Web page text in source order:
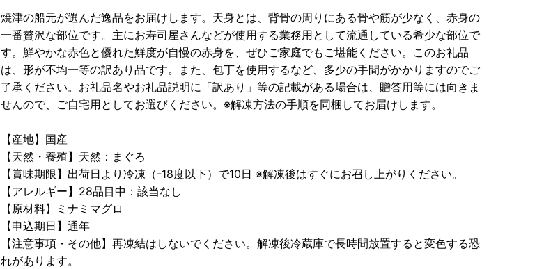
焼津の船元が選んだ逸品をお届けします。天身とは、背骨の周りにある骨や筋が少なく、赤身の
一番贅沢な部位です。主にお寿司屋さんなどが使用する業務用として流通している希少な部位で
す。鮮やかな赤色と優れた鮮度が自慢の赤身を、ぜひご家庭でもご堪能ください。このお礼品
は、形が不均一等の訳あり品です。また、包丁を使用するなど、多少の手間がかかりますのでご
了承ください。お礼品名やお礼品説明に「訳あり」等の記載がある場合は、贈答用等には向きま
せんので、ご自宅用としてお選びください。※解凍方法の手順を同梱してお届けします。
【産地】国産
【天然・養殖】天然：まぐろ
【賞味期限】出荷日より冷凍（-18度以下）で10日 ※解凍後はすぐにお召し上がりください。
【アレルギー】28品目中：該当なし
【原材料】ミナミマグロ
【申込期日】通年
【注意事項・その他】再凍結はしないでください。解凍後冷蔵庫で長時間放置すると変色する恐
れがあります。